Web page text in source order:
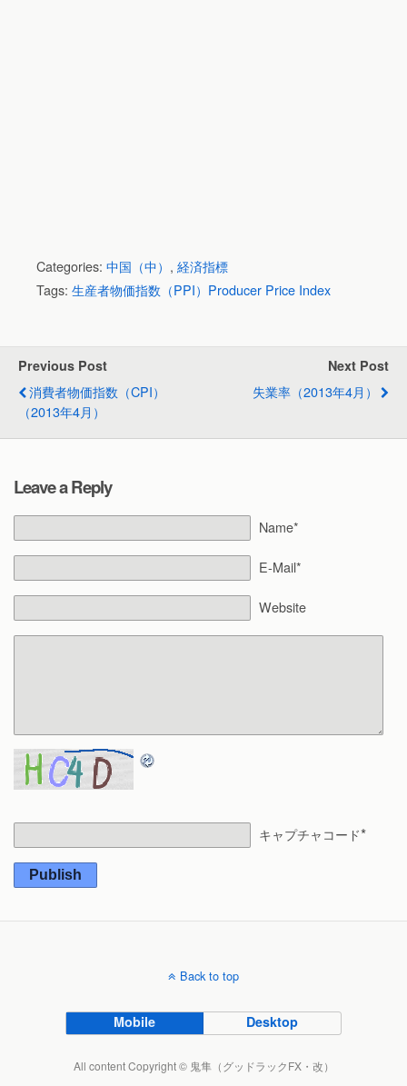
Categories: 中国（中） , 経済指標
Tags: 生産者物価指数（PPI）Producer Price Index
Previous Post
消費者物価指数（CPI）
（2013年4月）
Next Post
失業率（2013年4月）
Leave a Reply
Name*
E-Mail*
Website
キャプチャコード*
Publish
Back to top
Mobile Desktop
All content Copyright © 鬼隼（グッドラックFX・改）